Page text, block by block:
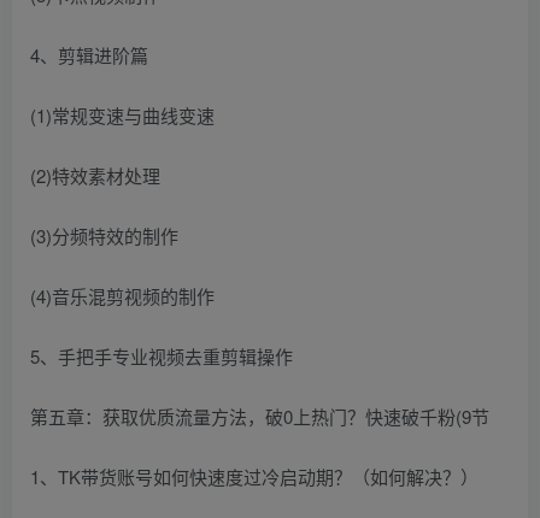
4、剪辑进阶篇
(1)常规变速与曲线变速
(2)特效素材处理
(3)分频特效的制作
(4)音乐混剪视频的制作
5、手把手专业视频去重剪辑操作
第五章：获取优质流量方法，破0上热门？快速破千粉(9节
1、TK带货账号如何快速度过冷启动期？（如何解决？）